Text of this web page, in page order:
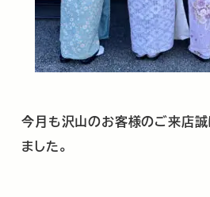
今月も沢山のお客様のご来店
ました。